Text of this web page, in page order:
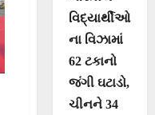
વિદ્યાર્થીઓ
ના વિઝામાં
62 ટકાનો
જંગી ઘટાડો,
ચીનને 34